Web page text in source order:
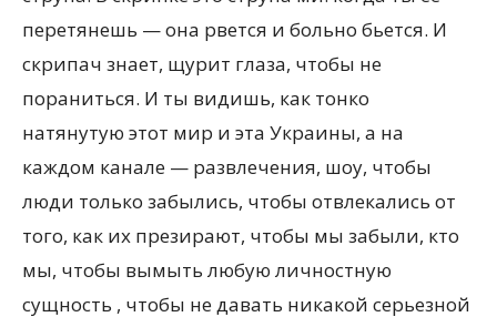
перетянешь — она рвется и больно бьется. И
скрипач знает, щурит глаза, чтобы не
пораниться. И ты видишь, как тонко
натянутую этот мир и эта Украины, а на
каждом канале — развлечения, шоу, чтобы
люди только забылись, чтобы отвлекались от
того, как их презирают, чтобы мы забыли, кто
мы, чтобы вымыть любую личностную
сущность , чтобы не давать никакой серьезной